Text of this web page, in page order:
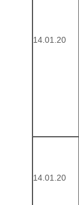
14.01.20
14.01.20